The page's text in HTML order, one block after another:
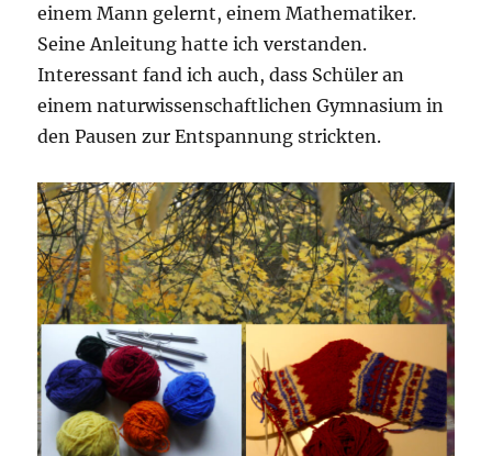
einem Mann gelernt, einem Mathematiker.
Seine Anleitung hatte ich verstanden.
Interessant fand ich auch, dass Schüler an
einem naturwissenschaftlichen Gymnasium in
den Pausen zur Entspannung strickten.